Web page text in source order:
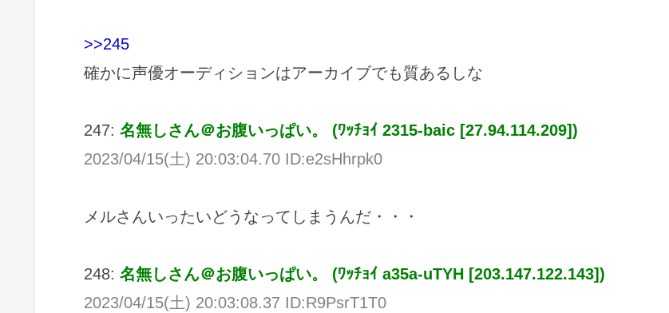
>>245
確かに声優オーディションはアーカイブでも質あるしな
247: 名無しさん＠お腹いっぱい。 (ﾜｯﾁｮｲ 2315-baic [27.94.114.209])
2023/04/15(土) 20:03:04.70 ID:e2sHhrpk0
メルさんいったいどうなってしまうんだ・・・
248: 名無しさん＠お腹いっぱい。 (ﾜｯﾁｮｲ a35a-uTYH [203.147.122.143])
2023/04/15(土) 20:03:08.37 ID:R9PsrT1T0